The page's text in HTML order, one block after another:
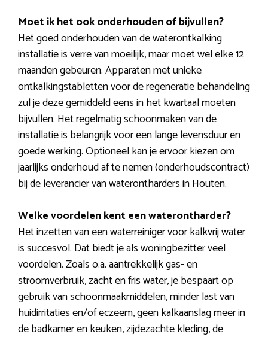
Moet ik het ook onderhouden of bijvullen?
Het goed onderhouden van de waterontkalking
installatie is verre van moeilijk, maar moet wel elke 12
maanden gebeuren. Apparaten met unieke
ontkalkingstabletten voor de regeneratie behandeling
zul je deze gemiddeld eens in het kwartaal moeten
bijvullen. Het regelmatig schoonmaken van de
installatie is belangrijk voor een lange levensduur en
goede werking. Optioneel kan je ervoor kiezen om
jaarlijks onderhoud af te nemen (onderhoudscontract)
bij de leverancier van waterontharders in Houten.
Welke voordelen kent een waterontharder?
Het inzetten van een waterreiniger voor kalkvrij water
is succesvol. Dat biedt je als woningbezitter veel
voordelen. Zoals o.a. aantrekkelijk gas- en
stroomverbruik, zacht en fris water, je bespaart op
gebruik van schoonmaakmiddelen, minder last van
huidirritaties en/of eczeem, geen kalkaanslag meer in
de badkamer en keuken, zijdezachte kleding, de